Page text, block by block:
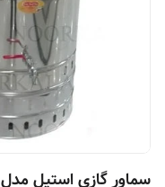
سماور گازی استیل مدل 60 لیتری